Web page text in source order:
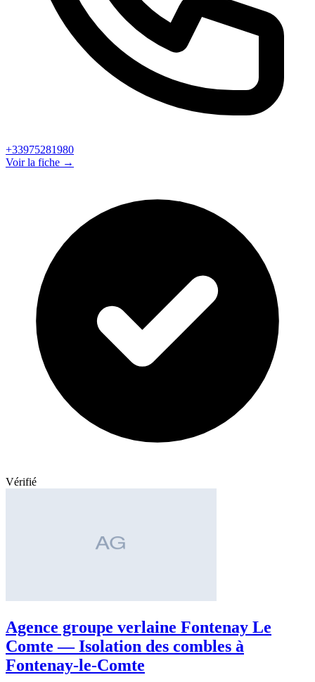
+33975281980
Voir la fiche →
Vérifié
Agence groupe verlaine Fontenay Le
Comte — Isolation des combles à
Fontenay-le-Comte